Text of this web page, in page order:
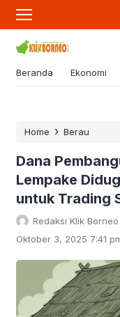
Beranda Ekonomi
Home › Berau
Dana
Lempake
untuk Trading
Redaksi Klik Borneo
Oktober 3, 2025 7:41